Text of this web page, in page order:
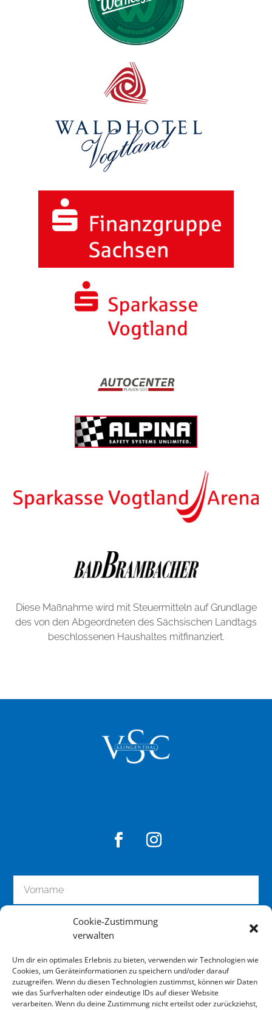
Cookie-Zustimmung
verwalten
Um dir ein optimales Erlebnis zu bieten, verwenden wir Technologien wie
Cookies, um Geräteinformationen zu speichern und/oder darauf
zuzugreifen. Wenn du diesen Technologien zustimmst, können wir Daten
wie das Surfverhalten oder eindeutige IDs auf dieser Website
verarbeiten. Wenn du deine Zustimmung nicht erteilst oder zurückziehst,
Diese Maßnahme wird mit Steuermitteln auf Grundlage
des von den Abgeordneten des Sächsischen Landtags
beschlossenen Haushaltes mitfinanziert.
zum Newsletter anmelden